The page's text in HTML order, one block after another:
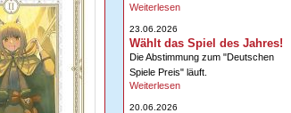
Weiterlesen
23.06.2026
Wählt das Spiel des Jahres!
Die Abstimmung zum "Deutschen
Spiele Preis" läuft.
Weiterlesen
20.06.2026